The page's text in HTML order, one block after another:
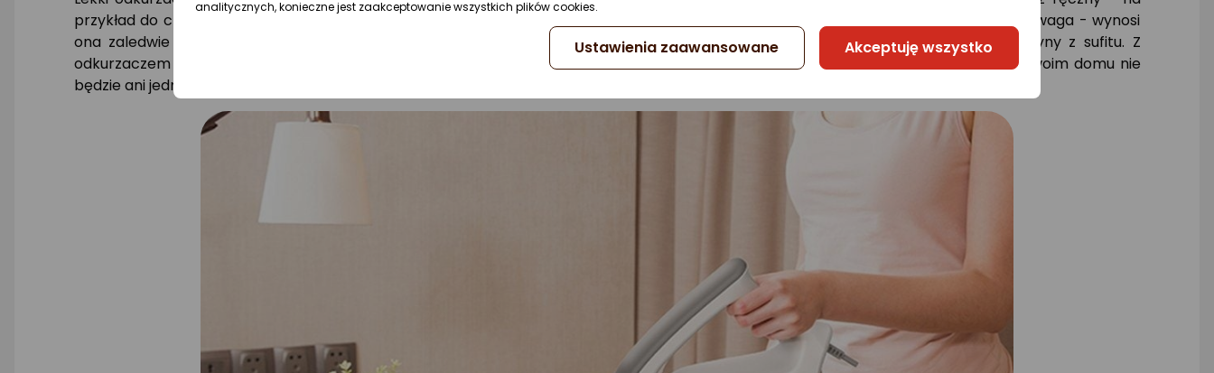
przykład do czyszczenia mebli lub tapicerek, jak i jako klasyczny pionowy odkurzacz do podłóg. Sprzątanie ułatwia też jego niewielka waga - wynosi
ona zaledwie 2200 g. Dzięki temu z łatwością przeniesiesz go między pomieszczeniami lub podniesiesz, by zebrać kurz i pajęczyny z sufitu. Z
odkurzaczem Deerma DX 700 dotrzesz niemal wszędzie - umożliwi Ci to również praktyczny, długi na 4,5 m kabel. Już wkrótce w Twoim domu nie
będzie ani jednego zakurzonego miejsca!
analitycznych, konieczne jest zaakceptowanie wszystkich plików cookies.
Ustawienia zaawansowane Akceptuję wszystko